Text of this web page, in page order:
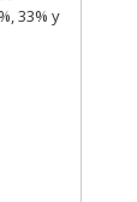
33% y